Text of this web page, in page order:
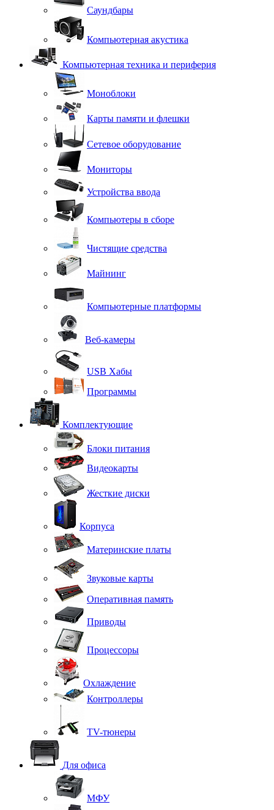
Саундбары
Компьютерная акустика
Компьютерная техника и периферия
Моноблоки
Карты памяти и флешки
Сетевое оборудование
Мониторы
Устройства ввода
Компьютеры в сборе
Чистящие средства
Майнинг
Компьютерные платформы
Веб-камеры
USB Хабы
Программы
Комплектующие
Блоки питания
Видеокарты
Жесткие диски
Корпуса
Материнские платы
Звуковые карты
Оперативная память
Приводы
Процессоры
Охлаждение
Контроллеры
TV-тюнеры
Для офиса
МФУ